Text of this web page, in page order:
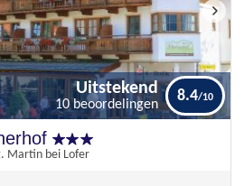
Uitstekend
10 beoordelingen
Martin bei Lofer
Uitstekend
10 beoordelingen
8.4